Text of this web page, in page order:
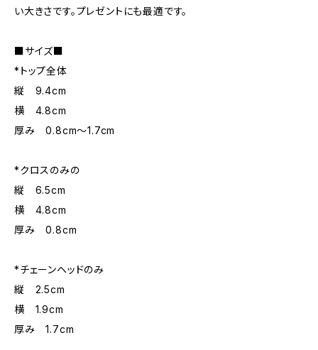
い大きさです。プレゼントにも最適です。
■サイズ■
*トップ全体
縦 9.4cm
横 4.8cm
厚み 0.8cm～1.7cm
*クロスのみの
縦 6.5cm
横 4.8cm
厚み 0.8cm
*チェーンヘッドのみ
縦 2.5cm
横 1.9cm
厚み 1.7cm